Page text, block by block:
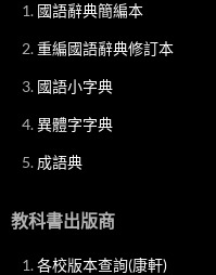
國語辭典簡編本
重編國語辭典修訂本
國語小字典
異體字字典
成語典
教科書出版商
各校版本查詢(康軒)